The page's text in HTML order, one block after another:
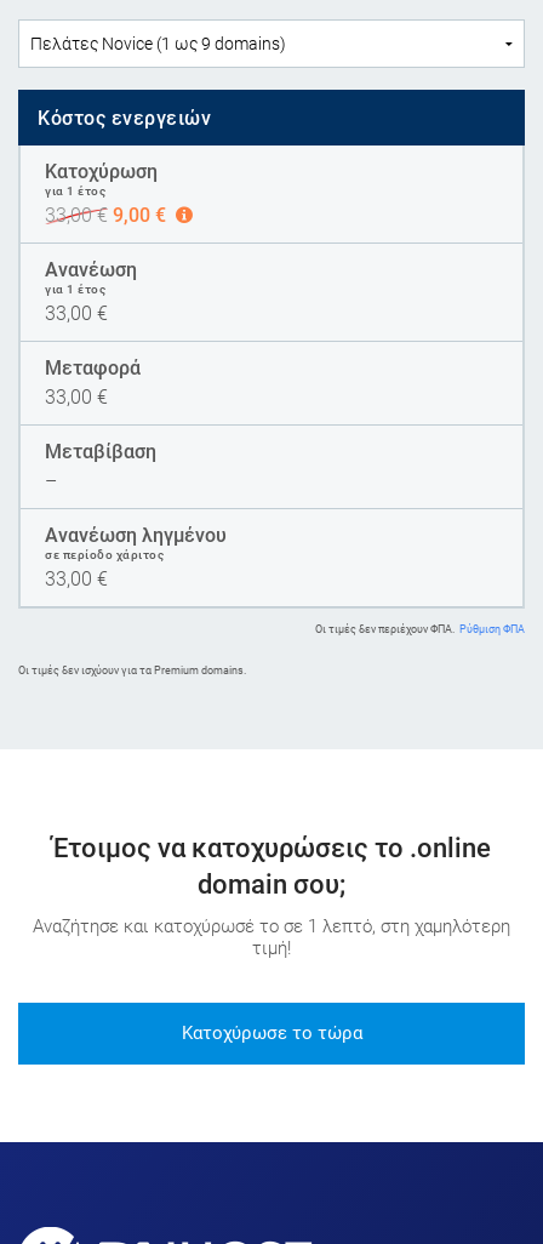
Κόστος ενεργειών
Κατοχύρωση
για 1 έτος
33,00€ 9,00 €
Ανανέωση
για 1 έτος
33,00 €
Μεταφορά
33,00 €
Μεταβίβαση
–
Ανανέωση ληγμένου
σε περίοδο χάριτος
33,00 €
Οι τιμές δεν περιέχουν ΦΠΑ. Ρύθμιση ΦΠΑ
Oι τιμές δεν ισχύουν για τα Premium domains.
Έτοιμος να κατοχυρώσεις το .online
domain σου;
Αναζήτησε και κατοχύρωσέ το σε 1 λεπτό, στη χαμηλότερη
τιμή!
Κατοχύρωσε το τώρα